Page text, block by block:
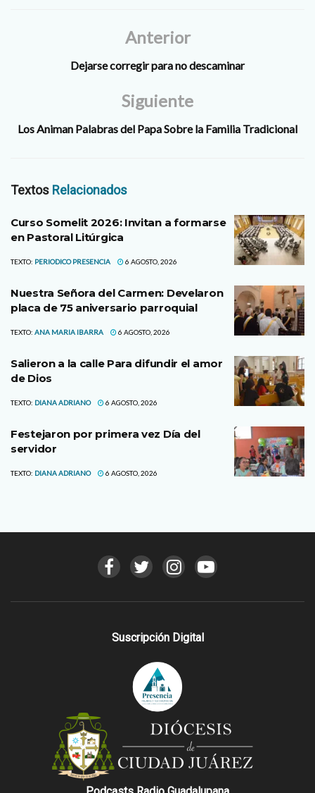
Anterior
Dejarse corregir para no descaminar
Siguiente
Los Animan Palabras del Papa Sobre la Familia Tradicional
Textos Relacionados
Curso Somelit 2026: Invitan a formarse
en Pastoral Litúrgica
TEXTO: PERIODICO PRESENCIA 6 AGOSTO, 2026
Nuestra Señora del Carmen: Develaron
placa de 75 aniversario parroquial
TEXTO: ANA MARIA IBARRA 6 AGOSTO, 2026
Salieron a la calle Para difundir el amor
de Dios
TEXTO: DIANA ADRIANO 6 AGOSTO, 2026
Festejaron por primera vez Día del
servidor
TEXTO: DIANA ADRIANO 6 AGOSTO, 2026
Suscripción Digital